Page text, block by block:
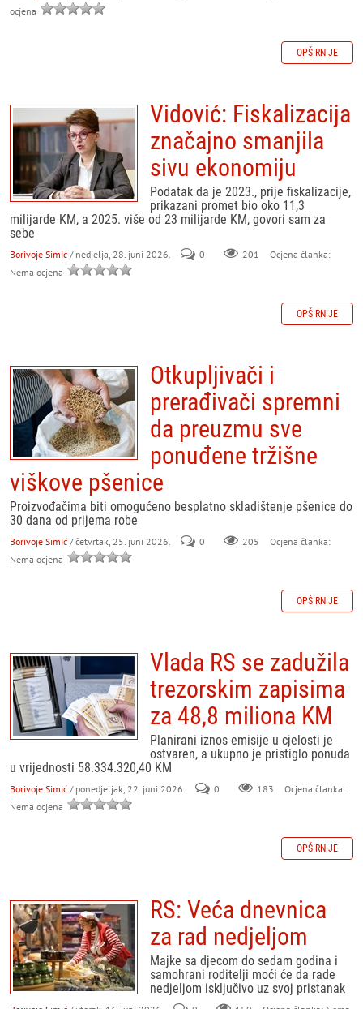
ocjena
OPŠIRNIJE
Vidović: Fiskalizacija
značajno smanjila
sivu ekonomiju
Podatak da je 2023., prije fiskalizacije,
prikazani promet bio oko 11,3
milijarde KM, a 2025. više od 23 milijarde KM, govori sam za
sebe
Borivoje Simić / nedjelja, 28. juni 2026. 0 201
Ocjena članka:
Nema ocjena
OPŠIRNIJE
Otkupljivači i
prerađivači spremni
da preuzmu sve
ponuđene tržišne
viškove pšenice
Proizvođačima biti omogućeno besplatno skladištenje pšenice do
30 dana od prijema robe
Borivoje Simić / četvrtak, 25. juni 2026. 0 205
Ocjena članka:
Nema ocjena
OPŠIRNIJE
Vlada RS se zadužila
trezorskim zapisima
za 48,8 miliona KM
Planirani iznos emisije u cjelosti je
ostvaren, a ukupno je pristiglo ponuda
u vrijednosti 58.334.320,40 KM
Borivoje Simić / ponedjeljak, 22. juni 2026. 0 183
Ocjena članka:
Nema ocjena
OPŠIRNIJE
RS: Veća dnevnica
za rad nedjeljom
Majke sa djecom do sedam godina i
samohrani roditelji moći će da rade
nedjeljom isključivo uz svoj pristanak